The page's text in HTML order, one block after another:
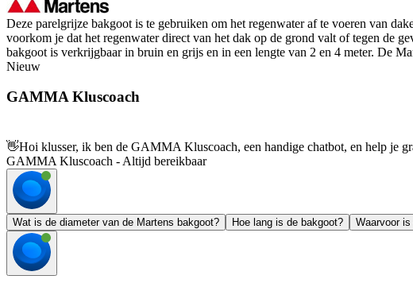
Deze parelgrijze bakgoot is te gebruiken om het regenwater af te voeren van
voorkom je dat het regenwater direct van het dak op de grond valt of tegen de
bakgoot is verkrijgbaar in bruin en grijs en in een lengte van 2 en 4 meter. De
Nieuw
GAMMA Kluscoach
👋Hoi klusser, ik ben de GAMMA Kluscoach, een handige chatbot, en help je
GAMMA Kluscoach - Altijd bereikbaar
Wat is de diameter van de Martens bakgoot? Hoe lang is de bakgoot? Waarvoor